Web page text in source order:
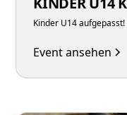
Kinder U14 aufgepasst!
Event ansehen